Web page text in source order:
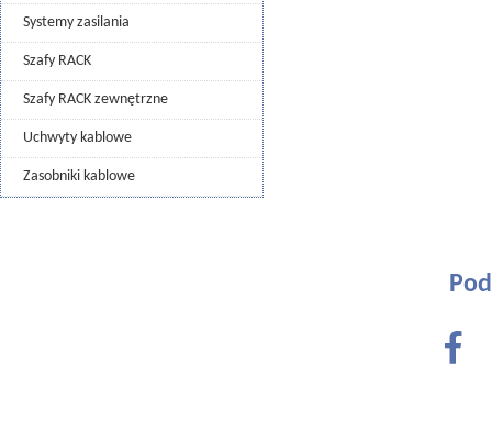
Systemy zasilania
Szafy RACK
Szafy RACK zewnętrzne
Uchwyty kablowe
Zasobniki kablowe